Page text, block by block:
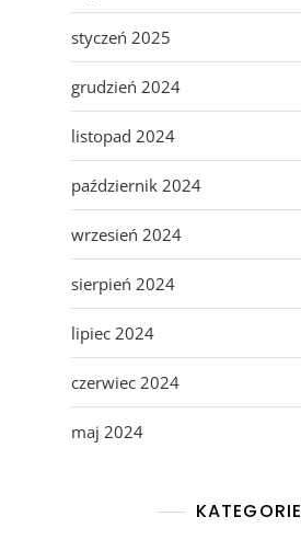
styczeń 2025
grudzień 2024
listopad 2024
październik 2024
wrzesień 2024
sierpień 2024
lipiec 2024
czerwiec 2024
maj 2024
KATEGORIE